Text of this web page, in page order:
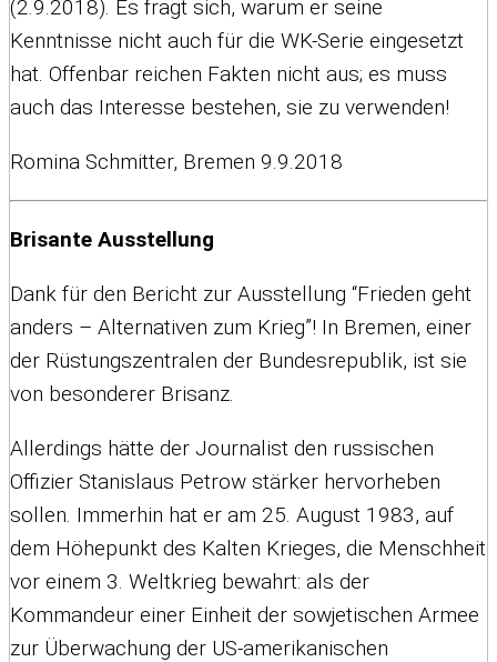
(2.9.2018). Es fragt sich, warum er seine
Kenntnisse nicht auch für die WK-Serie eingesetzt
hat. Offenbar reichen Fakten nicht aus; es muss
auch das Interesse bestehen, sie zu verwenden!
Romina Schmitter, Bremen 9.9.2018
Brisante Ausstellung
Dank für den Bericht zur Ausstellung “Frieden geht
anders – Alternativen zum Krieg”! In Bremen, einer
der Rüstungszentralen der Bundesrepublik, ist sie
von besonderer Brisanz.
Allerdings hätte der Journalist den russischen
Offizier Stanislaus Petrow stärker hervorheben
sollen. Immerhin hat er am 25. August 1983, auf
dem Höhepunkt des Kalten Krieges, die Menschheit
vor einem 3. Weltkrieg bewahrt: als der
Kommandeur einer Einheit der sowjetischen Armee
zur Überwachung der US-amerikanischen